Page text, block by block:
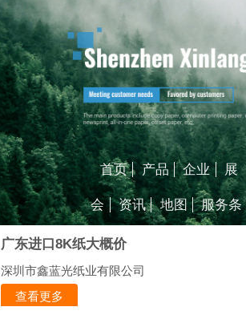
广东进口8K纸大概价
深圳市鑫蓝光纸业有限公司
查看更多
首页 产品 企业 展
会 资讯 地图 服务条